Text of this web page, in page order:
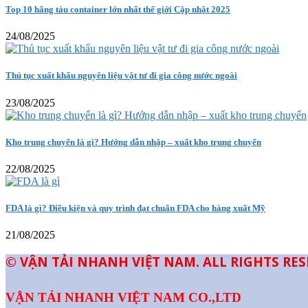
Top 10 hãng tàu container lớn nhất thế giới Cập nhật 2025
24/08/2025
Thủ tục xuất khẩu nguyên liệu vật tư đi gia công nước ngoài
23/08/2025
Kho trung chuyển là gì? Hướng dẫn nhập – xuất kho trung chuyển
22/08/2025
FDA là gì? Điều kiện và quy trình đạt chuẩn FDA cho hàng xuất Mỹ
21/08/2025
© VẬN TẢI NHANH VIỆT NAM. ALL RIGHTS
VẬN TẢI NHANH VIỆT NAM CO.,LTD